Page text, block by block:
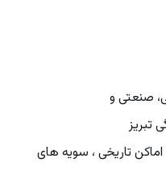
صنعتی و
تاریخی ، سویه های